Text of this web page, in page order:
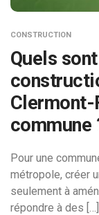
CONSTRUCTION
Quels
Clermont-
commune
Pour une
métropole, créer
seulement à
répondre à des […]